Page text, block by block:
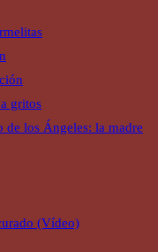
gritos
de los Ángeles: la madre
(Vídeo)